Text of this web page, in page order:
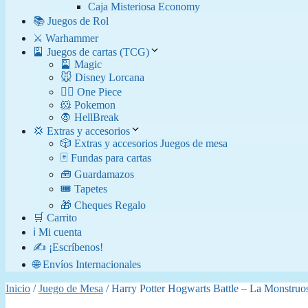
Caja Misteriosa Economy
📚 Juegos de Rol
⚔️ Warhammer
🎴 Juegos de cartas (TCG)
🎴 Magic
🐭 Disney Lorcana
🏴‍☠️ One Piece
🐹 Pokemon
🧛​ HellBreak
💢 Extras y accesorios
🎲 Extras y accesorios Juegos de mesa
🃏 Fundas para cartas
🧰 Guardamazos
🎟️ Tapetes
🎁 Cheques Regalo
🛒 Carrito
ℹ️ Mi cuenta
✍️ ¡Escríbenos!
🌐 Envíos Internacionales
Inicio /Juego de Mesa / Harry Potter Hogwarts Battle – La